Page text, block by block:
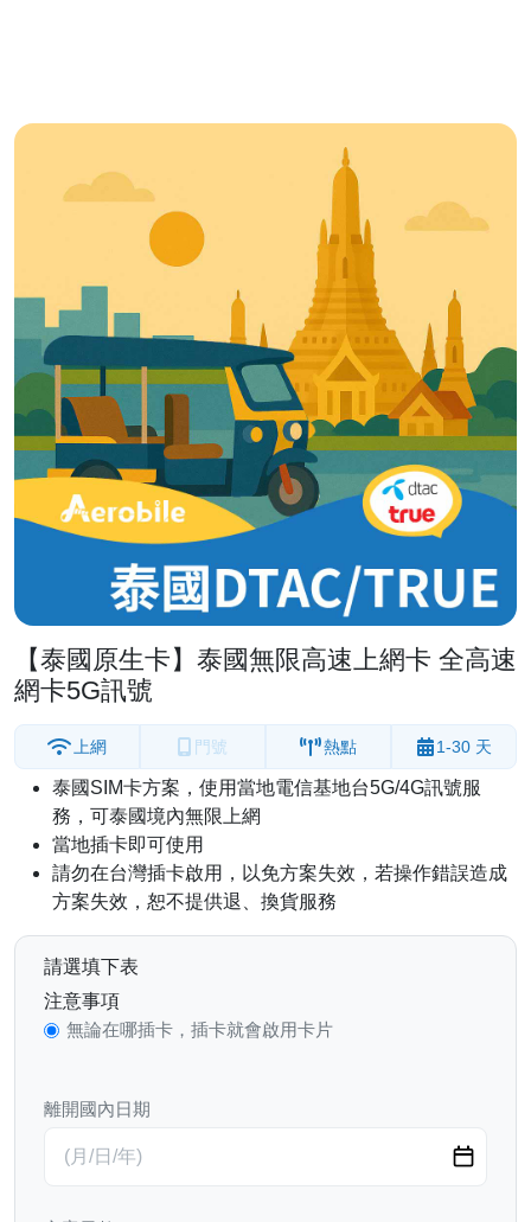
【泰國原生卡】泰國無限高速上網卡 全高速
網卡5G訊號
上網 門號 熱點 1-30 天
泰國SIM卡方案，使用當地電信基地台5G/4G訊號服
務，可泰國境內無限上網
當地插卡即可使用
請勿在台灣插卡啟用，以免方案失效，若操作錯誤造成
方案失效，恕不提供退、換貨服務
請選填下表
注意事項
無論在哪插卡，插卡就會啟用卡片
離開國內日期